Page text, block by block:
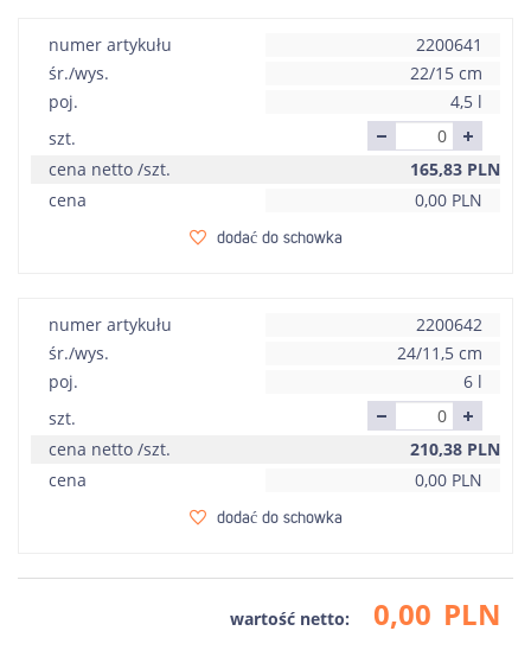
numer artykułu
2200641
śr./wys.
22/15 cm
poj.
4,5 l
szt.
cena netto /szt.
165,83 PLN
cena
0,00 PLN
dodać do schowka
numer artykułu
2200642
śr./wys.
24/11,5 cm
poj.
6 l
szt.
cena netto /szt.
210,38 PLN
cena
0,00 PLN
dodać do schowka
wartość netto: 0,00 PLN